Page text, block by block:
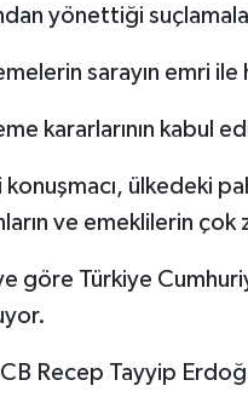
yönettiği
sarayın emri
kararlarının kabul
konuşmacı, ülkedeki
ve emeklilerin
göre Türkiye
Recep Tayyip